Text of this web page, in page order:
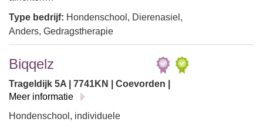
Type bedrijf: Hondenschool, Dierenasiel,
Anders, Gedragstherapie
Biqqelz
Trageldijk 5A | 7741KN | Coevorden |
Meer informatie
Hondenschool, individuele